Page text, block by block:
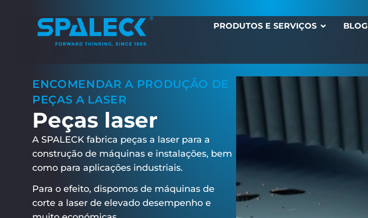
PRODUTOS E SERVIÇOS BLOG
ENCOMENDAR A PRODUÇÃO DE
PEÇAS A LASER
Peças laser
A SPALECK fabrica peças a laser para a
construção de máquinas e instalações, bem
como para aplicações industriais.
Para o efeito, dispomos de máquinas de
corte a laser de elevado desempenho e